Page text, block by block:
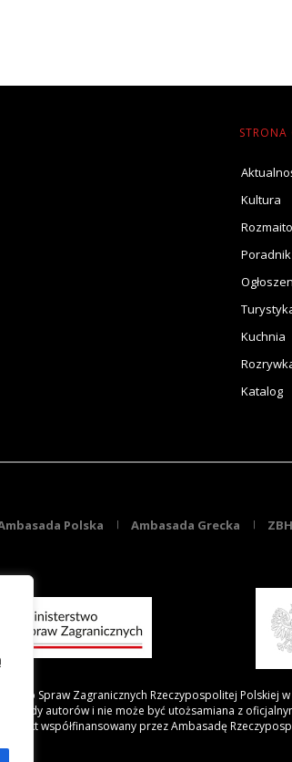
Kultura
Poradnik
Kuchnia
Katalog
Polska Ambasada Grecka ZBH
Spraw Zagranicznych Rzeczypospolitej Polskiej
poglądy autorów i nie może być utożsamiana z
Projekt współfinansowany przez Ambasadę